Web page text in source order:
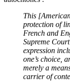
This
protection of
French and
Supreme
expression
one’s choice,
merely a
carrier of